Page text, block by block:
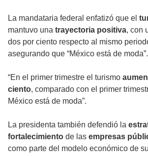
La mandataria federal enfatizó que el
mantuvo una trayectoria positiva, con
dos por ciento respecto al mismo
asegurando que “México está de moda”.
“En el primer trimestre el turismo
ciento, comparado con el primer
México está de moda”.
La presidenta también defendió la
fortalecimiento de las empresas
como parte del modelo económico de